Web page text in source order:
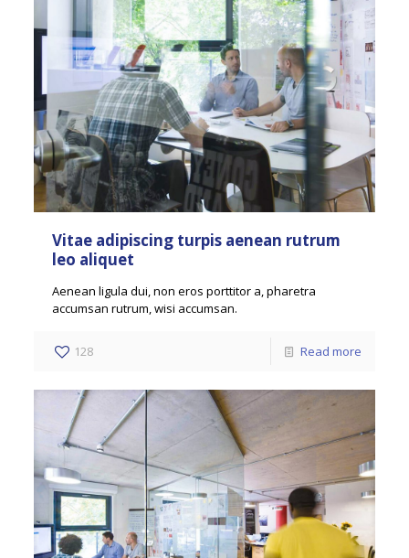
Vitae adipiscing turpis aenean rutrum
leo aliquet
Aenean ligula dui, non eros porttitor a, pharetra
accumsan rutrum, wisi accumsan.
128 Read more